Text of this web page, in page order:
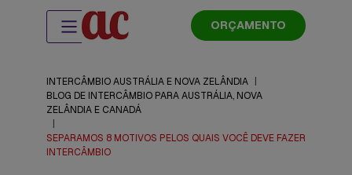
ORÇAMENTO
INTERCÂMBIO AUSTRÁLIA E NOVA ZELÂNDIA
BLOG DE INTERCÂMBIO PARA AUSTRÁLIA, NOVA
ZELÂNDIA E CANADÁ
SEPARAMOS 8 MOTIVOS PELOS QUAIS VOCÊ DEVE FAZER
INTERCÂMBIO